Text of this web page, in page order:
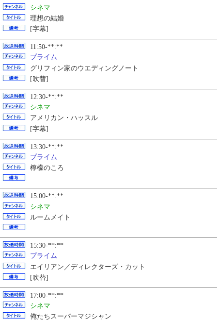
シネマ
理想の結婚
[字幕]
11:50-**:**
プライム
グリフィン家のウエディングノート
[吹替]
12:30-**:**
シネマ
アメリカン・ハッスル
[字幕]
13:30-**:**
プライム
檸檬のころ
15:00-**:**
シネマ
ルームメイト
15:30-**:**
プライム
エイリアン／ディレクターズ・カット
[吹替]
17:00-**:**
シネマ
俺たちスーパーマジシャン